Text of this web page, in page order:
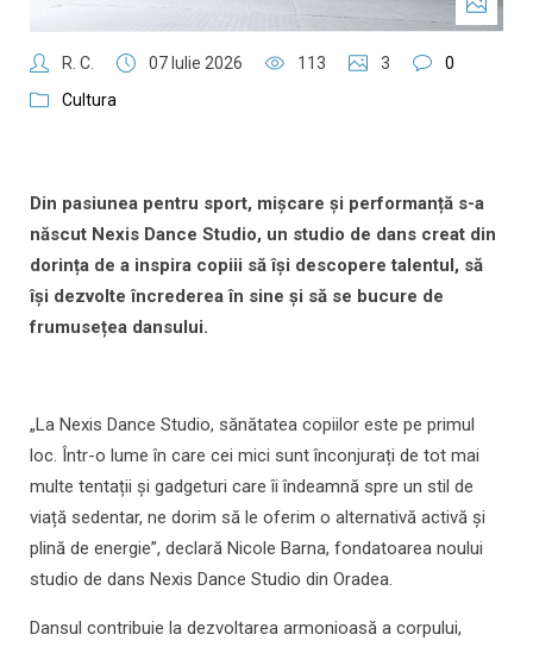
R. C. 07 Iulie 2026 113 3
0
Cultura
Din pasiunea pentru sport, mișcare și performanță s-a
născut Nexis Dance Studio, un studio de dans creat din
dorința de a inspira copiii să își descopere talentul, să
își dezvolte încrederea în sine și să se bucure de
frumusețea dansului.
„La Nexis Dance Studio, sănătatea copiilor este pe primul
loc. Într-o lume în care cei mici sunt înconjurați de tot mai
multe tentații și gadgeturi care îi îndeamnă spre un stil de
viață sedentar, ne dorim să le oferim o alternativă activă și
plină de energie”, declară Nicole Barna, fondatoarea noului
studio de dans Nexis Dance Studio din Oradea.
Dansul contribuie la dezvoltarea armonioasă a corpului,